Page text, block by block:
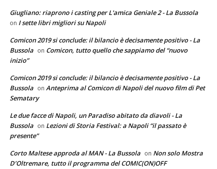
Giugliano: riaprono i casting per L'amica Geniale 2 - La Bussola
on I sette libri migliori su Napoli
Comicon 2019 si conclude: il bilancio è decisamente positivo - La
Bussola on Comicon, tutto quello che sappiamo del “nuovo
inizio”
Comicon 2019 si conclude: il bilancio è decisamente positivo - La
Bussola on Anteprima al Comicon di Napoli del nuovo film di Pet
Sematary
Le due facce di Napoli, un Paradiso abitato da diavoli - La
Bussola on Lezioni di Storia Festival: a Napoli “il passato è
presente”
Corto Maltese approda al MAN - La Bussola on Non solo Mostra
D’Oltremare, tutto il programma del COMIC(ON)OFF